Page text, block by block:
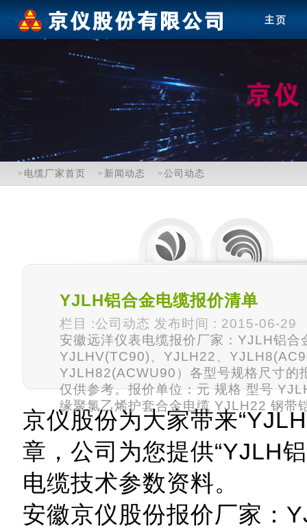
电缆厂家首页 新闻动态 公司动态
YJLH铝合金电缆报价清单
栏目 :公司动态 发布时间 : 2015-06-29
安徽远洋仪表电缆报价厂家：YJLH铝合
YJLHV(TC90)、YJLH22、
YJLH82(ACWU90）各型号规格尺寸的
仅供参考。报价单位：元 规格 型号
缘聚氯乙烯护套合金电缆 YJLH22 钢带
京仪股份为大家带来
章，公司为您提供“YJLH
电缆技术参数资料。
安徽京仪股份报价厂家：